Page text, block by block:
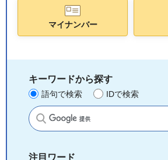
マイナンバー
キーワードから探す
語句で検索 IDで検索
サイト内検索
注目ワード